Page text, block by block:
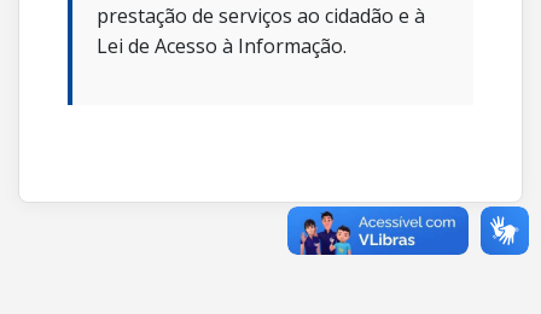
prestação de serviços ao cidadão e à
Lei de Acesso à Informação.